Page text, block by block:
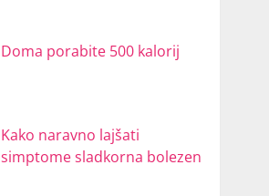
Doma porabite 500 kalorij
Kako naravno lajšati
simptome sladkorna bolezen